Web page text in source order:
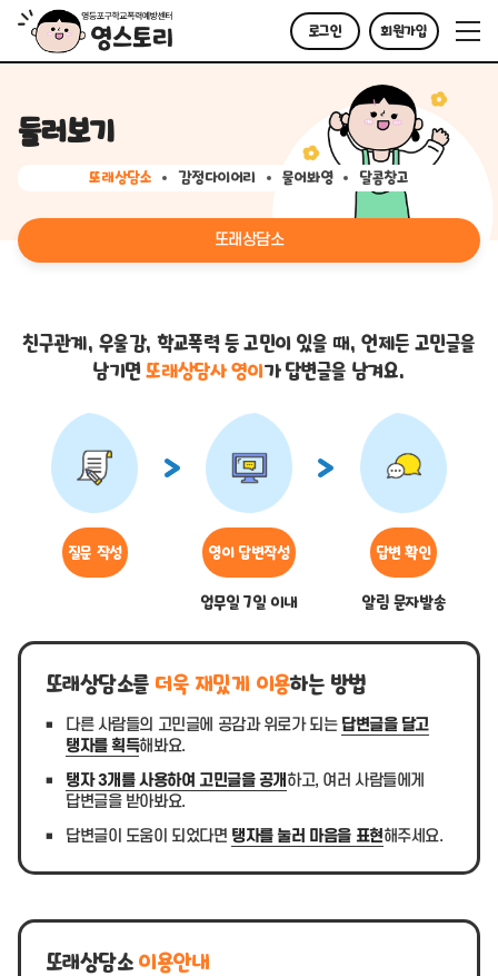
로그인 회원가입
둘러보기
또래상담소 감정다이어리 물어봐영 달콤창고
또래상담소
친구관계, 우울감, 학교폭력 등 고민이 있을 때,언제든 고민글을
남기면또래상담사 영이가 답변글을 남겨요.
질문 작성 영이 답변작성
업무일 7일 이내
답변 확인
알림 문자발송
또래상담소를 더욱 재밌게 이용하는 방법
다른 사람들의 고민글에 공감과 위로가 되는 답변글을 달고
탱자를 획득해봐요.
탱자 3개를 사용하여 고민글을 공개 하고, 여러 사람들에게
답변글을 받아봐요.
답변글이 도움이 되었다면 탱자를 눌러 마음을 표현해주세요.
또래상담소 이용안내